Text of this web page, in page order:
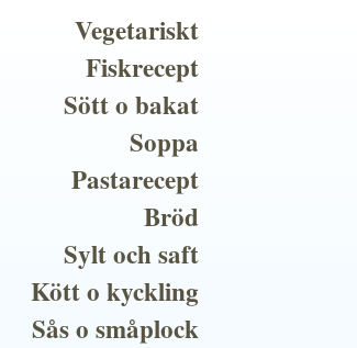
Vegetariskt
Fiskrecept
Sött o bakat
Soppa
Pastarecept
Bröd
Sylt och saft
Kött o kyckling
Sås o småplock